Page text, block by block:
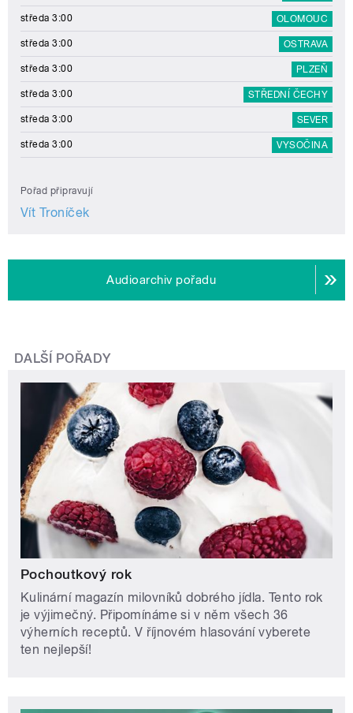
středa 3:00 OLOMOUC
středa 3:00 OSTRAVA
středa 3:00 PLZEŇ
středa 3:00 STŘEDNÍ ČECHY
středa 3:00 SEVER
středa 3:00 VYSOČINA
Pořad připravují
Vít Troníček
Audioarchiv pořadu
DALŠÍ POŘADY
Pochoutkový rok
Kulinární magazín milovníků dobrého jídla. Tento rok
je výjimečný. Připomínáme si v něm všech 36
výherních receptů. V říjnovém hlasování vyberete
ten nejlepší!